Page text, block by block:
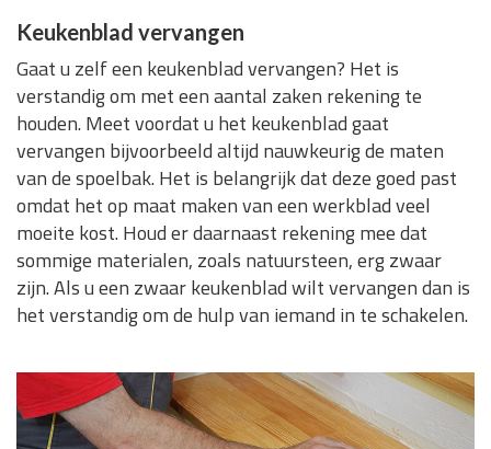
Keukenblad vervangen
Gaat u zelf een keukenblad vervangen? Het is
verstandig om met een aantal zaken rekening te
houden. Meet voordat u het keukenblad gaat
vervangen bijvoorbeeld altijd nauwkeurig de maten
van de spoelbak. Het is belangrijk dat deze goed past
omdat het op maat maken van een werkblad veel
moeite kost. Houd er daarnaast rekening mee dat
sommige materialen, zoals natuursteen, erg zwaar
zijn. Als u een zwaar keukenblad wilt vervangen dan is
het verstandig om de hulp van iemand in te schakelen.